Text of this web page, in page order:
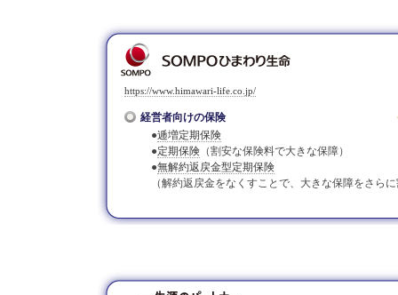
https://www.himawari-life.co.jp/
経営者向けの保険
●逓増定期保険
●定期保険 （割安な保険料で大きな保障）
●無解約返戻金型定期保険
（解約返戻金をなくすことで、大きな保障をさら